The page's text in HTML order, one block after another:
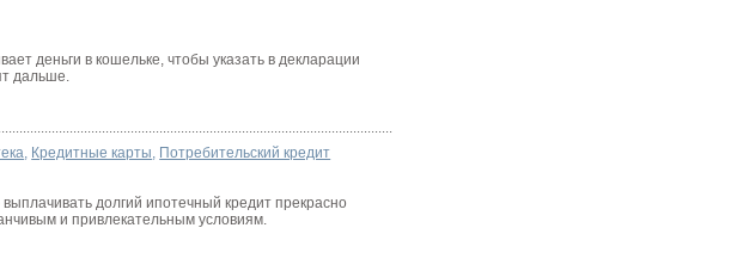
деньги в кошельке, чтобы указать в декларации
дальше.
, Кредитные карты, Потребительский кредит
долгий ипотечный кредит прекрасно
и привлекательным условиям.